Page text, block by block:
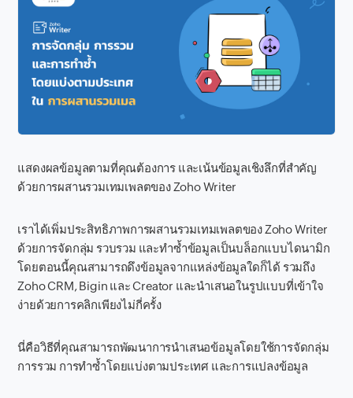
แสดงผลข้อมูลตามที่คุณต้องการ และเน้นข้อมูลเชิงลึกที่สำคัญ
ด้วยการผสานรวมเทมเพลตของ Zoho Writer
เราได้เพิ่มประสิทธิภาพการผสานรวมเทมเพลตของ Zoho Writer
ด้วยการจัดกลุ่ม รวบรวม และทำซ้ำข้อมูลเป็นบล็อกแบบไดนามิก
โดยตอนนี้คุณสามารถดึงข้อมูลจากแหล่งข้อมูลใดก็ได้ รวมถึง
Zoho CRM, Bigin และ Creator และนำเสนอในรูปแบบที่เข้าใจ
ง่ายด้วยการคลิกเพียงไม่กี่ครั้ง
นี่คือวิธีที่คุณสามารถพัฒนาการนำเสนอข้อมูลโดยใช้การจัดกลุ่ม
การรวม การทำซ้ำโดยแบ่งตามประเทศ และการแปลงข้อมูล